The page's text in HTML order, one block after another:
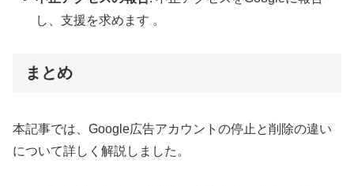
し、支援を求めます 。
まとめ
本記事では、Google広告アカウントの停止と削除の違い
について詳しく解説しました。